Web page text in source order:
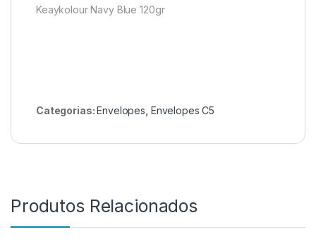
Keaykolour Navy Blue 120gr
Categorias:Envelopes Envelopes C5
Produtos Relacionados